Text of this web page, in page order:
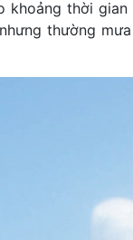
thời
thường